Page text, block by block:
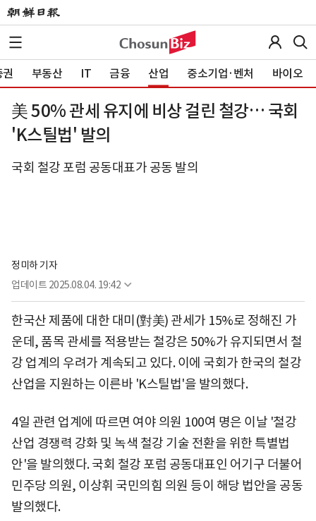
부동산 IT 금융 산업 중소기업·벤처 바이오
美 50% 관세 유지에 비상 걸린 철강… 국회
'K스틸법' 발의
국회 철강 포럼 공동대표가 공동 발의
정미하 기자
업데이트 2025.08.04. 19:42
한국산 제품에 대한 대미(對美) 관세가 15%로 정해진 가
운데, 품목 관세를 적용받는 철강은 50%가 유지되면서 철
강 업계의 우려가 계속되고 있다. 이에 국회가 한국의 철강
산업을 지원하는 이른바 'K스틸법'을 발의했다.
4일 관련 업계에 따르면 여야 의원 100여 명은 이날 '철강
산업 경쟁력 강화 및 녹색 철강 기술 전환을 위한 특별법
안'을 발의했다. 국회 철강 포럼 공동대표인 어기구 더불어
민주당 의원, 이상휘 국민의힘 의원 등이 해당 법안을 공동
발의했다.